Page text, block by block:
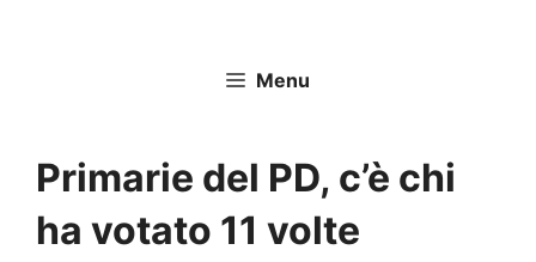
Menu
Primarie del PD, c’è chi
ha votato 11 volte